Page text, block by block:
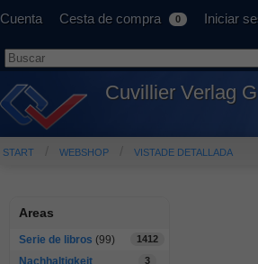
Cuenta Cesta de compra 0 Iniciar
Cuvillier Verlag
START WEBSHOP VISTADE DETALLADA
Areas
Serie de libros (99) 1412
3